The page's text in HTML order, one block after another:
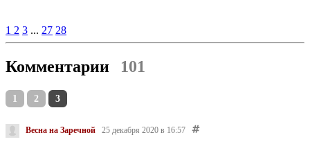
1 2 3 ... 27 28
Комментарии 101
1 2 3
Весна на Заречной 25 декабря 2020 в 16:57